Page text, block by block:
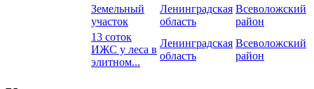
Земельный
участок
Ленинградская
область
Всеволожский
район
13 соток
ИЖС у леса в
элитном...
Ленинградская
область
Всеволожский
район